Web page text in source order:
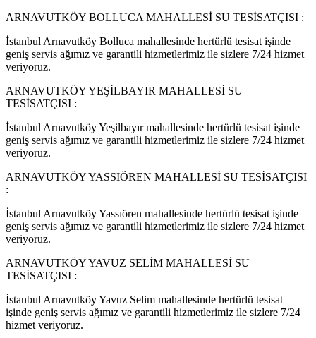
ARNAVUTKÖY BOLLUCA MAHALLESİ SU TESİSATÇISI :
İstanbul Arnavutköy Bolluca mahallesinde hertürlü tesisat işinde
geniş servis ağımız ve garantili hizmetlerimiz ile sizlere 7/24 hizmet
veriyoruz.
ARNAVUTKÖY YEŞİLBAYIR MAHALLESİ SU
TESİSATÇISI :
İstanbul Arnavutköy Yeşilbayır mahallesinde hertürlü tesisat işinde
geniş servis ağımız ve garantili hizmetlerimiz ile sizlere 7/24 hizmet
veriyoruz.
ARNAVUTKÖY YASSIÖREN MAHALLESİ SU TESİSATÇISI
:
İstanbul Arnavutköy Yassıören mahallesinde hertürlü tesisat işinde
geniş servis ağımız ve garantili hizmetlerimiz ile sizlere 7/24 hizmet
veriyoruz.
ARNAVUTKÖY YAVUZ SELİM MAHALLESİ SU
TESİSATÇISI :
İstanbul Arnavutköy Yavuz Selim mahallesinde hertürlü tesisat
işinde geniş servis ağımız ve garantili hizmetlerimiz ile sizlere 7/24
hizmet veriyoruz.